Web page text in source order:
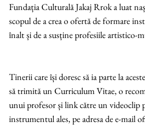
Fundația Culturală Jakaj Rrok a luat
scopul de a crea o ofertă de formare
înalt și de a susține profesiile artistico-
Tinerii care își doresc să ia parte la
să trimită un Curriculum Vitae, o
unui profesor și link către un videoclip
instrumentul ales, pe adresa de e-mail